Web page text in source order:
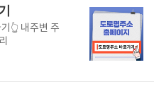
구글 지도 활
앱이나 웹에
운 약국들이 표
, 전화번호,
국 확인하기검
👆 내주변 주